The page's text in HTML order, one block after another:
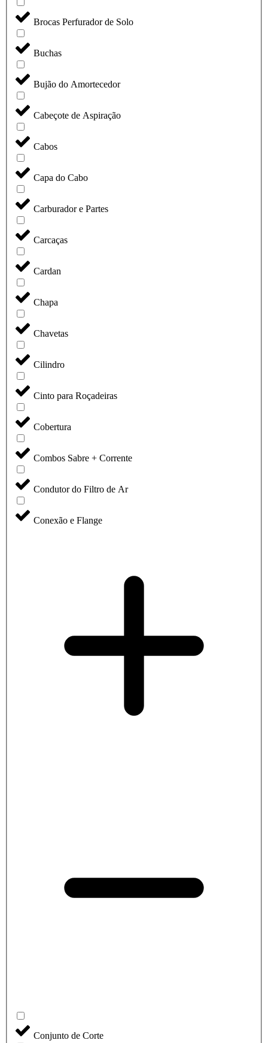
Brocas Perfurador de Solo
Buchas
Bujão do Amortecedor
Cabeçote de Aspiração
Cabos
Capa do Cabo
Carburador e Partes
Carcaças
Cardan
Chapa
Chavetas
Cilindro
Cinto para Roçadeiras
Cobertura
Combos Sabre + Corrente
Condutor do Filtro de Ar
Conexão e Flange
Conjunto de Corte